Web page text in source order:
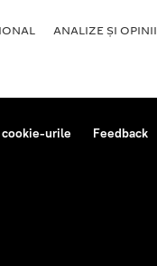
ANALIZE ȘI OPINII
urile Feedback